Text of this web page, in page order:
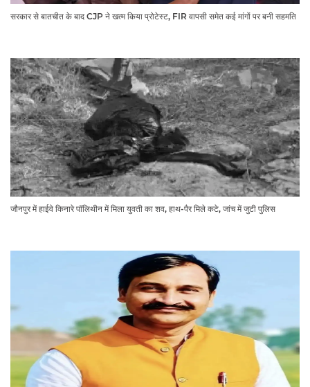
सरकार से बातचीत के बाद CJP ने खत्म किया प्रोटेस्ट, FIR वापसी समेत कई मांगों पर बनी सहमति
जौनपुर में हाईवे किनारे पॉलिथीन में मिला युवती का शव, हाथ-पैर मिले कटे, जांच में जुटी पुलिस